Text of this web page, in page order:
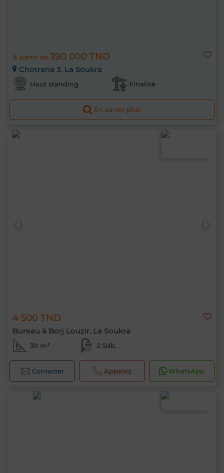
À partir de 390 000 TND
Chotrana 3, La Soukra
Haut standing Finalisé
En savoir plus
4 500 TND
Bureau à Borj Louzir, La Soukra
30 m² 2 Sdb.
Contacter Appelez WhatsApp